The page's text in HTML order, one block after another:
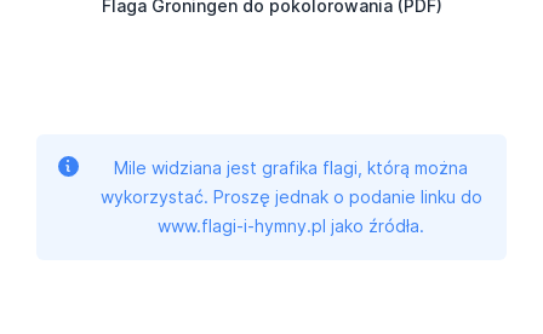
Flaga Groningen do pokolorowania (PDF)
Mile widziana jest grafika flagi, którą można
wykorzystać. Proszę jednak o podanie linku do
www.flagi-i-hymny.pl jako źródła.